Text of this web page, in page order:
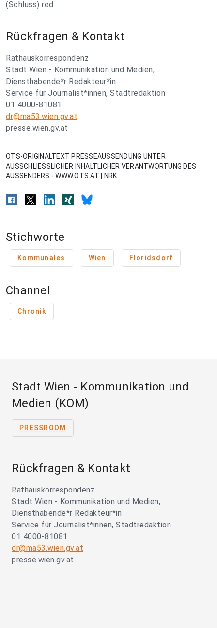
(Schluss) red
Rückfragen & Kontakt
Rathauskorrespondenz
Stadt Wien - Kommunikation und Medien,
Diensthabende*r Redakteur*in
Service für Journalist*innen, Stadtredaktion
01 4000-81081
dr@ma53.wien.gv.at
presse.wien.gv.at
OTS-ORIGINALTEXT PRESSEAUSSENDUNG UNTER
AUSSCHLIESSLICHER INHALTLICHER VERANTWORTUNG DES
AUSSENDERS - WWW.OTS.AT | NRK
Stichworte
Kommunales Wien Floridsdorf
Channel
Chronik
Stadt Wien - Kommunikation und
Medien (KOM)
PRESSROOM
Rückfragen & Kontakt
Rathauskorrespondenz
Stadt Wien - Kommunikation und Medien,
Diensthabende*r Redakteur*in
Service für Journalist*innen, Stadtredaktion
01 4000-81081
dr@ma53.wien.gv.at
presse.wien.gv.at